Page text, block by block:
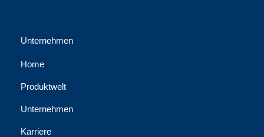
Unternehmen
Home
Produktwelt
Unternehmen
Karriere